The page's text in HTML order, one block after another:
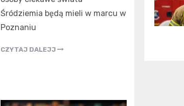
Śródziemia będą mieli w marcu w
Poznaniu
CZYTAJ DALEJJ